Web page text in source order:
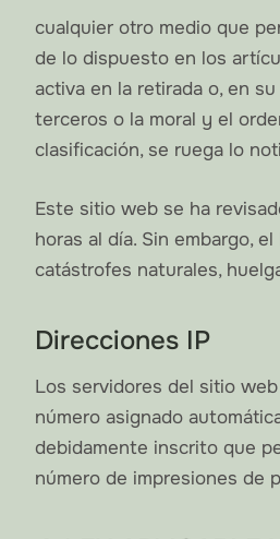
cualquier otro medio que
de lo dispuesto en los
activa en la retirada o, en
terceros o la moral y el
clasificación, se ruega lo
Este sitio web se ha
horas al día. Sin embargo,
catástrofes naturales,
Direcciones IP
Los servidores del sitio
número asignado
debidamente inscrito que
número de impresiones de